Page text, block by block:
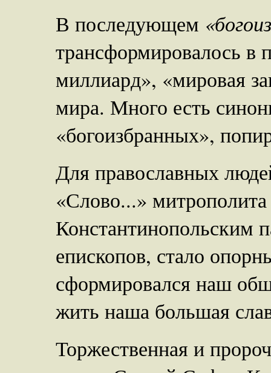
В последующем
трансформировалось в
миллиард», «мировая
мира. Много есть
«богоизбранных»,
Для православных
«Слово...»
Константинопольским
епископов, стало
сформировался наш
жить наша большая
Торжественная и